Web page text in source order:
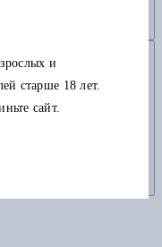
и
старше 18 лет.
сайт.